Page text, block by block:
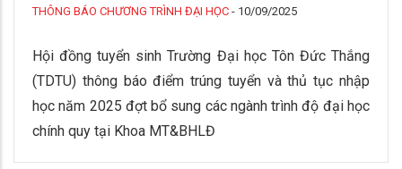
THÔNG BÁO CHƯƠNG TRÌNH ĐẠI HỌC - 10/09/2025
Hội đồng tuyển sinh Trường Đại học Tôn Đức Thắng
(TDTU) thông báo điểm trúng tuyển và thủ tục nhập
học năm 2025 đợt bổ sung các ngành trình độ đại học
chính quy tại Khoa MT&BHLĐ